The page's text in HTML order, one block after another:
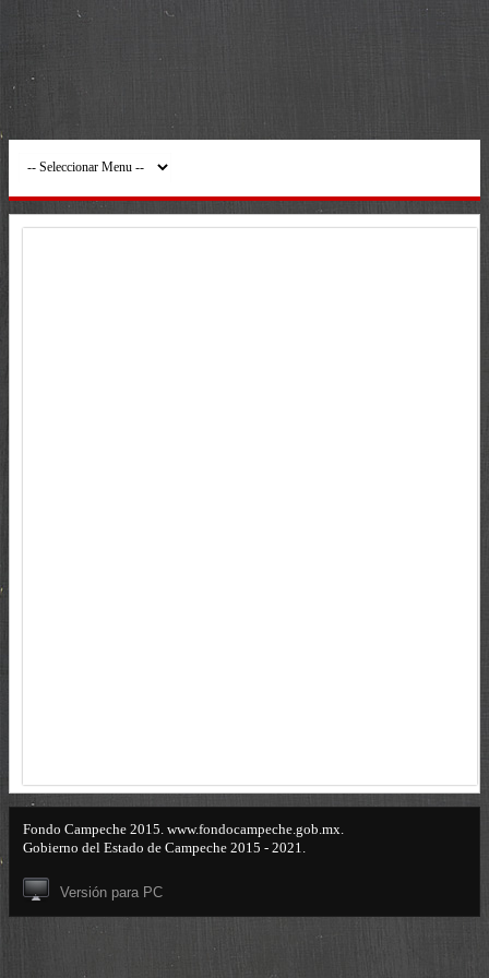
Fondo Campeche 2015. www.fondocampeche.gob.mx.
Gobierno del Estado de Campeche 2015 - 2021.
Versión para PC